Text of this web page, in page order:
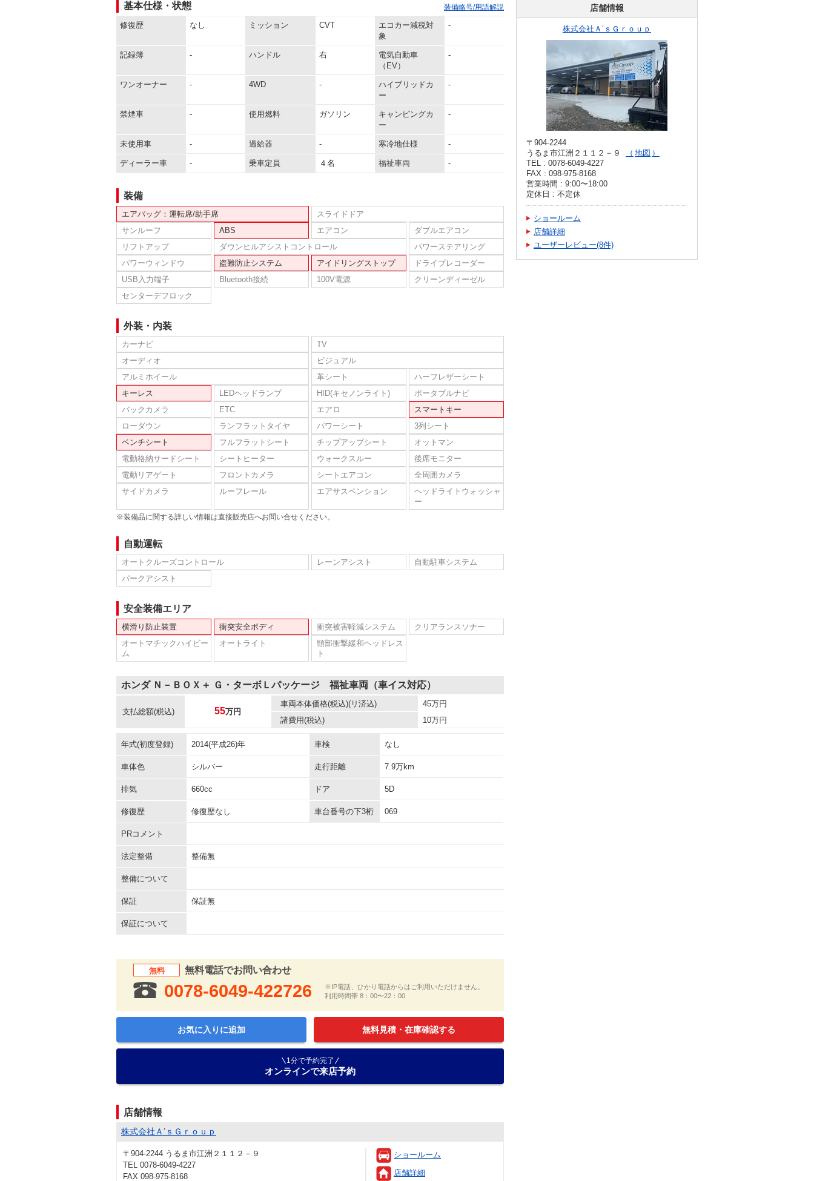
基本仕様・状態 装備略号/用語解説
修復歴 なし ミッション CVT
エコカー減税対
象
-
記録簿 - ハンドル 右
電気自動車
（EV）
-
ワンオーナー - 4WD -
ハイブリッドカ
ー
-
禁煙車 - 使用燃料 ガソリン
キャンピングカ
ー
-
未使用車 - 過給器 - 寒冷地仕様 -
ディーラー車 - 乗車定員 ４名 福祉車両 -
装備
エアバッグ：運転席/助手席
スライドドア
サンルーフ
ABS エアコン
ダブルエアコン
リフトアップ
ダウンヒルアシストコントロール
パワーステアリング
パワーウィンドウ
盗難防止システム アイドリングストップ
ドライブレコーダー
USB入力端子
Bluetooth接続 100V電源
クリーンディーゼル
センターデフロック
外装・内装
カーナビ
TV
オーディオ
ビジュアル
アルミホイール
革シート
ハーフレザーシート
キーレス
LEDヘッドランプ HID(キセノンライト)
ポータブルナビ
バックカメラ
ETC エアロ
スマートキー
ローダウン
ランフラットタイヤ パワーシート
3列シート
ベンチシート
フルフラットシート チップアップシート
オットマン
電動格納サードシート
シートヒーター ウォークスルー
後席モニター
電動リアゲート
フロントカメラ シートエアコン
全周囲カメラ
サイドカメラ
ルーフレール エアサスペンション
ヘッドライトウォッシャ
ー
※装備品に関する詳しい情報は直接販売店へお問い合せください。
自動運転
オートクルーズコントロール レーンアシスト
自動駐車システム
パークアシスト
安全装備エリア
横滑り防止装置 衝突安全ボディ 衝突被害軽減システム
クリアランスソナー
オートマチックハイビー
ム
オートライト
頸部衝撃緩和ヘッドレス
ト
ホンダ Ｎ－ＢＯＸ＋ Ｇ・ターボＬパッケージ 福祉車両（車イス対応）
支払総額(税込) 55万円
車両本体価格(税込)(リ済込) 45万円
諸費用(税込) 10万円
年式(初度登録) 2014(平成26)年 車検 なし
車体色 シルバー 走行距離 7.9万km
排気 660cc ドア 5D
修復歴 修復歴なし 車台番号の下3桁 069
PRコメント
法定整備 整備無
整備について
保証 保証無
保証について
無料 無料電話でお問い合わせ
0078-6049-422726
※IP電話、ひかり電話からはご利用いただけません。
利用時間帯 8：00〜22：00
お気に入りに追加 無料見積・在庫確認する
1分で予約完了
オンラインで来店予約
店舗情報
株式会社Ａ’ｓＧｒｏｕｐ
〒904-2244 うるま市江洲２１１２－９
TEL 0078-6049-4227
FAX 098-975-8168
ショールーム
店舗詳細
店舗情報
株式会社Ａ’ｓＧｒｏｕｐ
〒904-2244
うるま市江洲２１１２－９
地図
TEL : 0078-6049-4227
FAX : 098-975-8168
営業時間 : 9:00〜18:00
定休日 : 不定休
ショールーム
店舗詳細
ユーザーレビュー(8件)